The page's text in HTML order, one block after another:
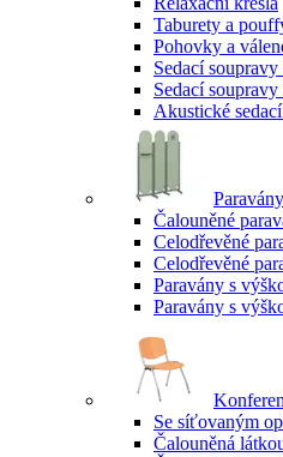
Taburety a
Pohovky a
Sedací
Sedací
Akustické
Paravány
Čalouněné
Celodřevěné
Celodřevěné
Paravány s
Paravány s
Se síťovaným
Čalouněná